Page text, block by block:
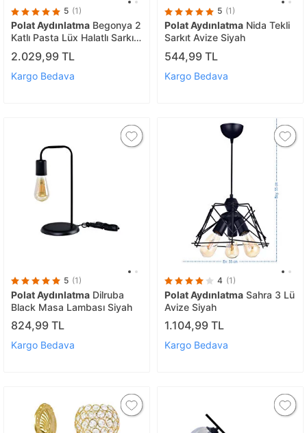
5 (1)
Polat Aydınlatma Begonya 2
Katlı Pasta Lüx Halatlı Sarkıt
Avize Siyah
2.029,99 TL
Kargo Bedava
5 (1)
Polat Aydınlatma Nida Tekli
Sarkıt Avize Siyah
544,99 TL
Kargo Bedava
5 (1)
Polat Aydınlatma Dilruba
Black Masa Lambası Siyah
824,99 TL
Kargo Bedava
4 (1)
Polat Aydınlatma Sahra 3 Lü
Avize Siyah
1.104,99 TL
Kargo Bedava